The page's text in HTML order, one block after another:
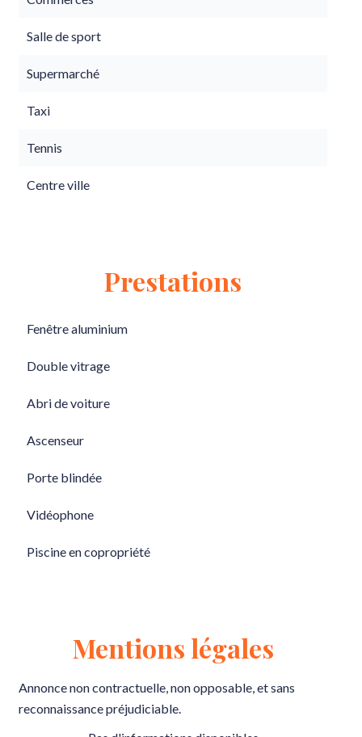
Salle de sport
Supermarché
Taxi
Tennis
Centre ville
Prestations
Fenêtre aluminium
Double vitrage
Abri de voiture
Ascenseur
Porte blindée
Vidéophone
Piscine en copropriété
Mentions légales
Annonce non contractuelle, non opposable, et sans
reconnaissance préjudiciable.